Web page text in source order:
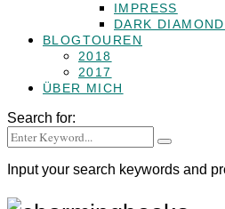
IMPRESS
DARK
BLOGTOUREN
2018
2017
ÜBER MICH
Search for:
Input your search keywords and